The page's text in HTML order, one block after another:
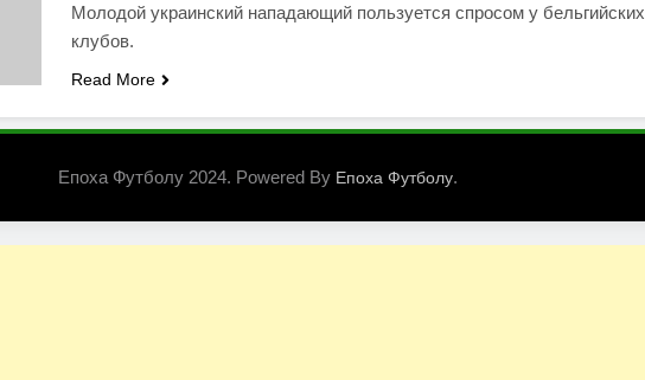
Молодой украинский нападающий пользуется спросом у бельгийских
клубов.
Read More
Епоха Футболу 2024. Powered By Епоха Футболу.